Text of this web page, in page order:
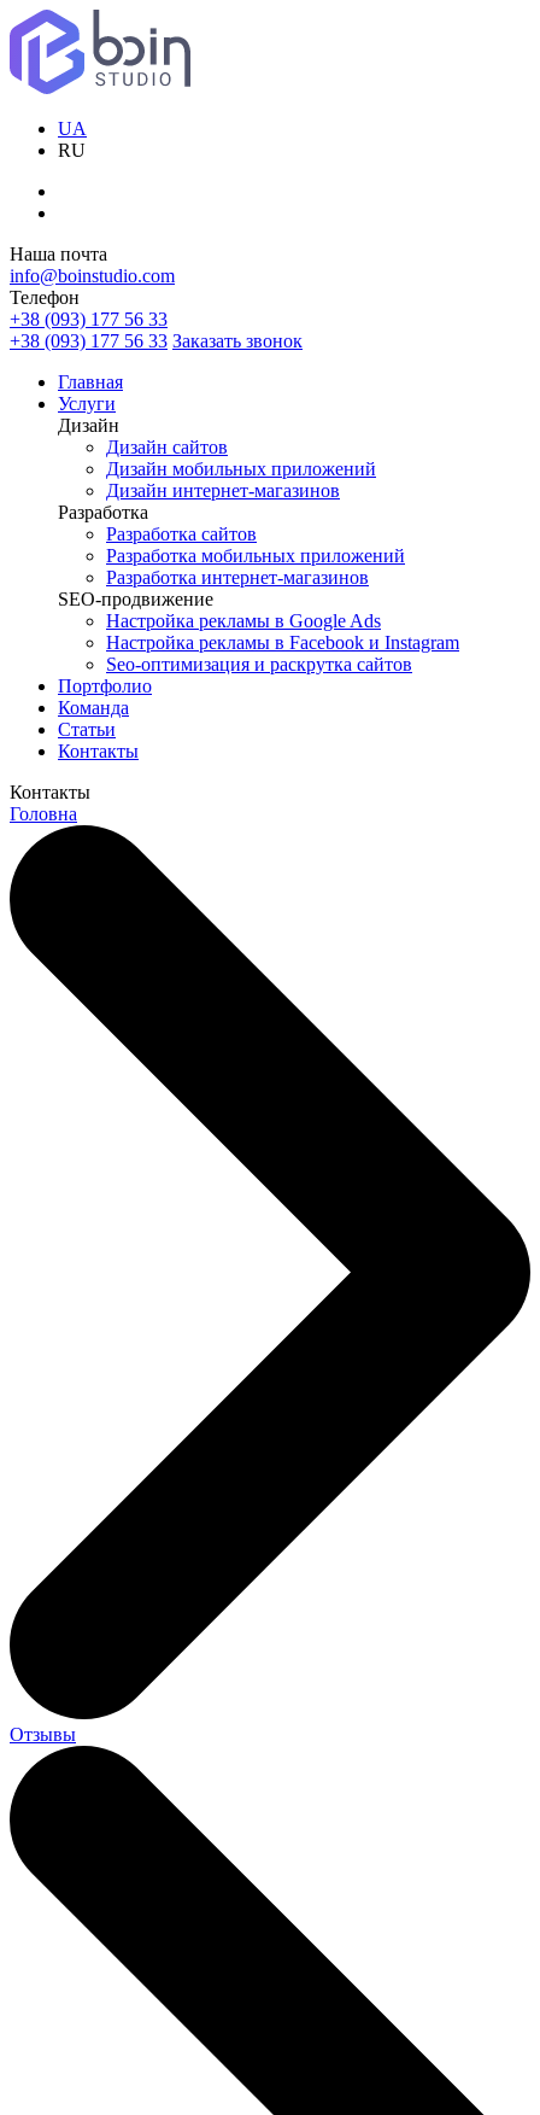
UA
RU
Наша почта
info@boinstudio.com
Телефон
+38 (093) 177 56 33
+38 (093) 177 56 33 Заказать звонок
Главная
Услуги
Дизайн
Дизайн сайтов
Дизайн мобильных приложений
Дизайн интернет-магазинов
Разработка
Разработка сайтов
Разработка мобильных приложений
Разработка интернет-магазинов
SEO-продвижение
Настройка рекламы в Google Ads
Настройка рекламы в Facebook и Instagram
Seo-оптимизация и раскрутка сайтов
Портфолио
Команда
Статьи
Контакты
Контакты
Головна
Отзывы